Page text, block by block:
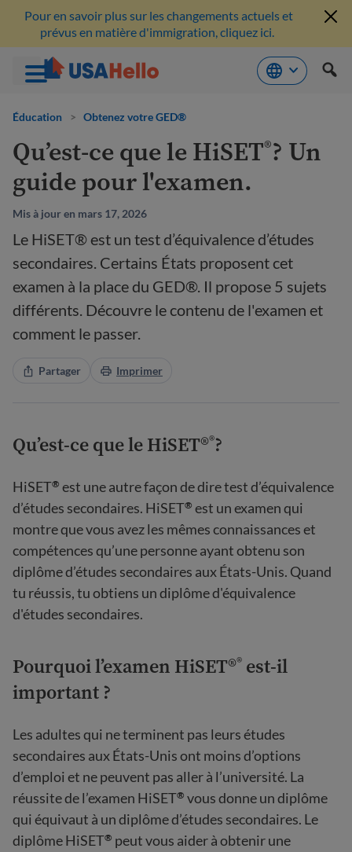
Pour en savoir plus sur les changements actuels et
prévus en matière d'immigration, cliquez ici.
Éducation > Obtenez votre GED®
Qu’est-ce que le HiSET®? Un
guide pour l'examen.
Mis à jour en mars 17, 2026
Le HiSET® est un test d’équivalence d’études
secondaires. Certains États proposent cet
examen à la place du GED®. Il propose 5 sujets
différents. Découvre le contenu de l'examen et
comment le passer.
Partager Imprimer
Qu’est-ce que le HiSET®®?
HiSET® est une autre façon de dire test d’équivalence
d’études secondaires. HiSET® est un examen qui
montre que vous avez les mêmes connaissances et
compétences qu’une personne ayant obtenu son
diplôme d’études secondaires aux États-Unis. Quand
tu réussis, tu obtiens un diplôme d'équivalence
d'études secondaires.
Pourquoi l’examen HiSET®® est-il
important ?
Les adultes qui ne terminent pas leurs études
secondaires aux États-Unis ont moins d’options
d’emploi et ne peuvent pas aller à l’université. La
réussite de l’examen HiSET® vous donne un diplôme
qui équivaut à un diplôme d’études secondaires. Le
diplôme HiSET® peut vous aider à obtenir une